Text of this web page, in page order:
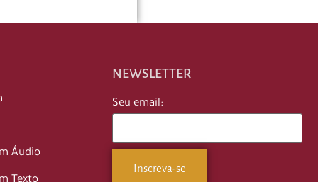
Áudio
NEWSLETTER
Seu email: